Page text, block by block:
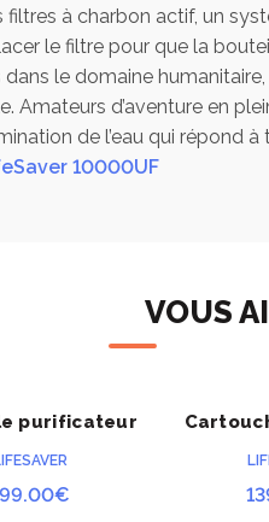
dans les
en eau pour une période
douche (en option) assure
à charbon actif, un
le filtre pour que la
le domaine
Amateurs d’aventure en
de l’eau qui répond
10000UF
VOUS
ACHETER
purificateur
€